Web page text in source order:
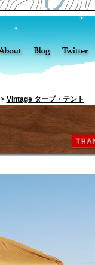
Vintage タープ・テント